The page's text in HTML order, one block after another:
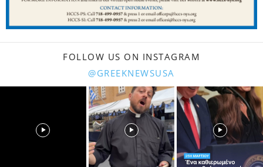
FOLLOW US ON INSTAGRAM
@GREEKNEWSUSA